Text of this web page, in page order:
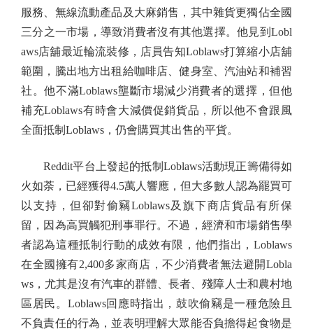
服務、無線流動產品及大麻銷售，其中雜貨更獨佔全國
三分之一市場，導致消費者沒有其他選擇。他見到Lobl
aws店舖最近輪流裝修，店員告知Loblaws打算縮小店舖
範圍，騰出地方出租給咖啡店、健身室、汽油站和補習
社。他不滿Loblaws壟斷市場減少消費者的選擇，但他
補充Loblaws有時會大減價促銷貨品，所以他不會跟風
全面抵制Loblaws，仍會購買其出售的平貨。
Reddit平台上發起的抵制Loblaws活動現正籌備得如
火如荼，已經獲得4.5萬人響應，但大多數人認為罷買可
以支持，但卻對偷竊Loblaws及旗下商店貨品有所保
留，因為高買觸犯刑事罪行。不過，經濟和市場銷售學
者認為這種抵制行動的成效有限，他們指出，Loblaws
在全國擁有2,400多家商店，不少消費者無法避開Lobla
ws，尤其是沒有汽車的群體、長者、殘障人士和農村地
區居民。Loblaws回應時指出，鼓吹偷竊是一種危險且
不負責任的行為，並表明理解大眾能否負擔得起食物是